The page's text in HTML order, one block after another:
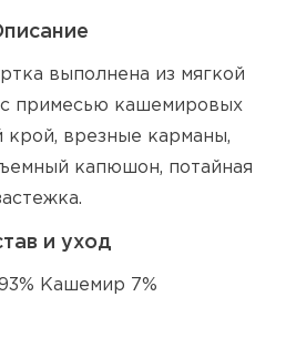
выполнена из мягкой
примесью кашемировых
крой, врезные карманы,
капюшон, потайная
и уход
Кашемир 7%